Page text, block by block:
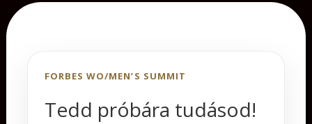
FORBES WO/MEN’S SUMMIT
Tedd próbára tudásod!